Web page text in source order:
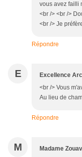
vous avez failli
<br /> <br />
<br /> Je
Répondre
E Excellence
<br /> Vous
Au lieu de
Répondre
M Madame